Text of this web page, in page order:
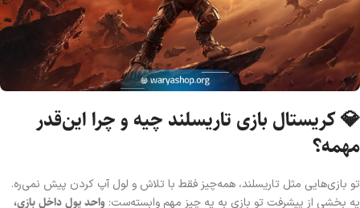
💎 کریستال بازی تاریسلند چیه و چرا این‌قدر
مهمه؟
تو بازی‌هایی مثل تاریسلند، همه‌چیز فقط با تلاش و لول آپ کردن پیش نمی‌ره.
یه بخشی از پیشرفت تو بازی به یه چیز مهم وابسته‌ست: واحد پول داخل بازی،